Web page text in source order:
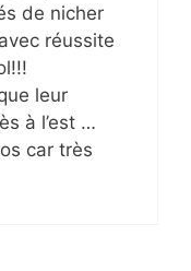
de nicher
réussite
leur
à l’est …
car très